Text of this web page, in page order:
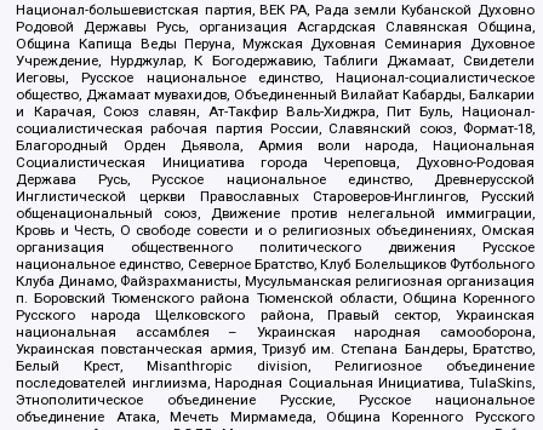
Национал-большевистская партия, ВЕК РА, Рада земли Кубанской Духовно
Родовой Державы Русь, организация Асгардская Славянская Община,
Община Капища Веды Перуна, Мужская Духовная Семинария Духовное
Учреждение, Нурджулар, К Богодержавию, Таблиги Джамаат, Свидетели
Иеговы, Русское национальное единство, Национал-социалистическое
общество, Джамаат мувахидов, Объединенный Вилайат Кабарды, Балкарии
и Карачая, Союз славян, Ат-Такфир Валь-Хиджра, Пит Буль, Национал-
социалистическая рабочая партия России, Славянский союз, Формат-18,
Благородный Орден Дьявола, Армия воли народа, Национальная
Социалистическая Инициатива города Череповца, Духовно-Родовая
Держава Русь, Русское национальное единство, Древнерусской
Инглистической церкви Православных Староверов-Инглингов, Русский
общенациональный союз, Движение против нелегальной иммиграции,
Кровь и Честь, О свободе совести и о религиозных объединениях, Омская
организация общественного политического движения Русское
национальное единство, Северное Братство, Клуб Болельщиков Футбольного
Клуба Динамо, Файзрахманисты, Мусульманская религиозная организация
п. Боровский Тюменского района Тюменской области, Община Коренного
Русского народа Щелковского района, Правый сектор, Украинская
национальная ассамблея – Украинская народная самооборона,
Украинская повстанческая армия, Тризуб им. Степана Бандеры, Братство,
Белый Крест, Misanthropic division, Религиозное объединение
последователей инглиизма, Народная Социальная Инициатива, TulaSkins,
Этнополитическое объединение Русские, Русское национальное
объединение Атака, Мечеть Мирмамеда, Община Коренного Русского